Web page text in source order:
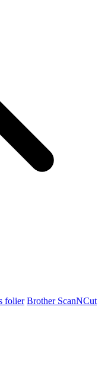
folier Brother ScanNCut